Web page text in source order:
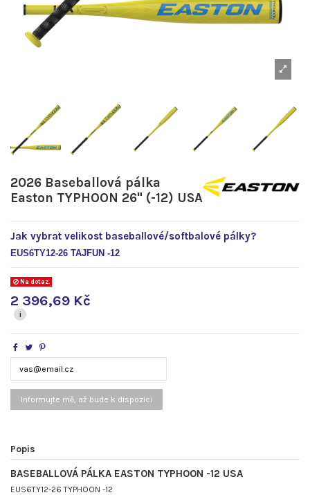
2026 Baseballová pálka
Easton TYPHOON 26" (-12) USA
Jak vybrat velikost baseballové/softbalové pálky?
EUS6TY12-26 TAJFUN -12
Na dotaz.
2 396,69 Kč
i
Popis
BASEBALLOVÁ PÁLKA EASTON TYPHOON -12 USA
EUS6TY12-26 TYPHOON -12